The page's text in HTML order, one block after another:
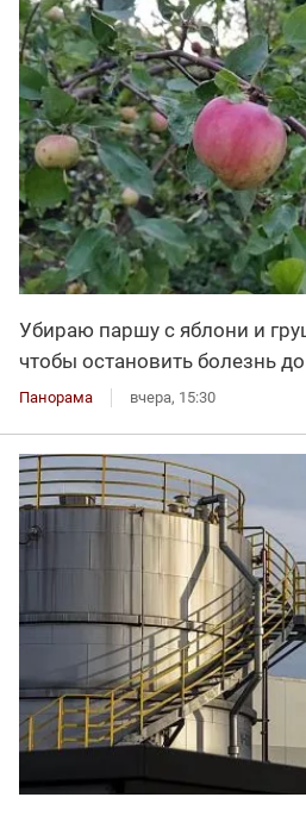
Убираю паршу с яблони и
чтобы остановить болезнь
Панорама вчера, 15:30